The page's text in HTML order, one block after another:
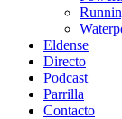
Eldense
Directo
Podcast
Parrilla
Contacto